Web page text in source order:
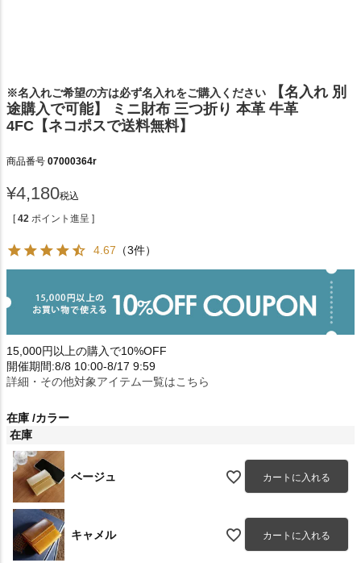
※名入れご希望の方は必ず名入れをご購入ください
【名入れ 別
途購入で可能】 ミニ財布 三つ折り 本革 牛革
4FC【ネコポスで送料無料】
商品番号 07000364r
¥4,180税込
[ 42 ポイント進呈 ]
4.67 （3件）
15,000円以上の購入で10%OFF
開催期間:8/8 10:00-8/17 9:59
詳細・その他対象アイテム一覧はこちら
在庫 カラー
在庫
ベージュ カートに入れる
キャメル カートに入れる